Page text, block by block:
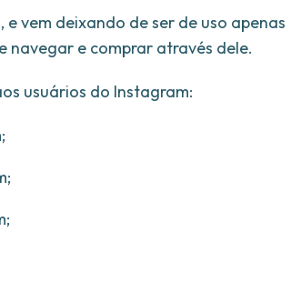
vem deixando de ser de uso apenas
navegar e comprar através dele.
usuários do Instagram: